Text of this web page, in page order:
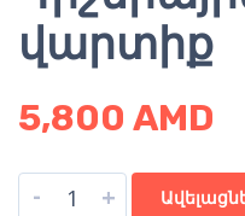
վարտիք
5,800 AMD
- +